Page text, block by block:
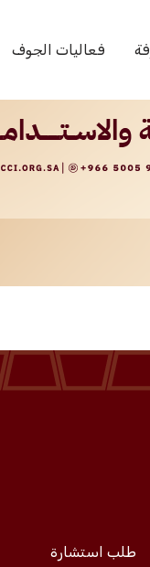
فعاليات الجوف
طلب استشارة